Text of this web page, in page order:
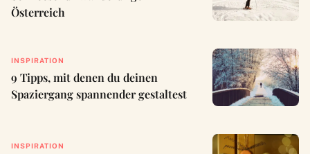
Österreich
INSPIRATION
9 Tipps, mit denen du deinen
Spaziergang spannender gestaltest
INSPIRATION